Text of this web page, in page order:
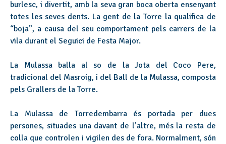
burlesc, i divertit, amb la seva gran boca oberta ensenyant
totes les seves dents. La gent de la Torre la qualifica de
“boja”, a causa del seu comportament pels carrers de la
vila durant el Seguici de Festa Major.
La Mulassa balla al so de la Jota del Coco Pere,
tradicional del Masroig, i del Ball de la Mulassa, composta
pels Grallers de la Torre.
La Mulassa de Torredembarra és portada per dues
persones, situades una davant de l’altre, més la resta de
colla que controlen i vigilen des de fora. Normalment, són